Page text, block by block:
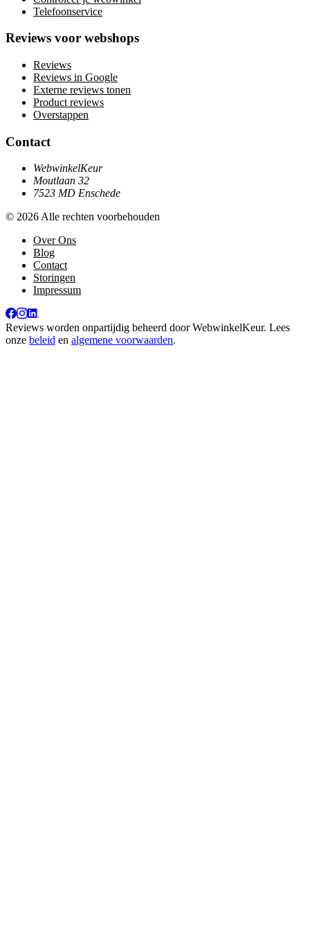
Telefoonservice
Reviews voor webshops
Reviews
Reviews in Google
Externe reviews tonen
Product reviews
Overstappen
Contact
WebwinkelKeur
Moutlaan 32
7523 MD Enschede
© 2026 Alle rechten voorbehouden
Over Ons
Blog
Contact
Storingen
Impressum
Reviews worden onpartijdig beheerd doorWebwinkelKeur. Lees
onze beleid en algemene voorwaarden.